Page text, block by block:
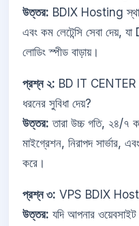
উত্তর: BDIX Hosting
এবং কম লেটেন্সি সেবা দেয়,
লোডিং স্পীড বাড়ায়।
প্রশ্ন ২: BD IT CENTER
ধরনের সুবিধা দেয়?
উত্তর: তারা উচ্চ গতি, ২৪/৭
মাইগ্রেশন, নিরাপদ সার্ভার,
করে।
প্রশ্ন ৩: VPS BDIX
উত্তর: যদি আপনার ওয়েবসাইট